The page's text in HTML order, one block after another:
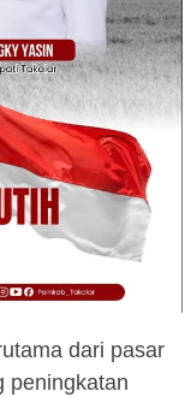
dari pasar
peningkatan